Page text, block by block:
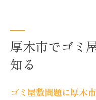
ゴミ屋敷に
厚木市でゴミ
知る
ゴミ屋敷問題に厚木